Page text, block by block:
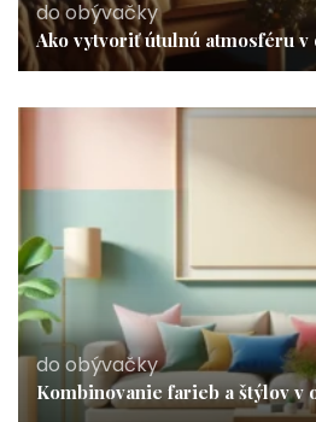
do obývačky
Ako vytvoriť útulnú atmosféru v
do obývačky
Kombinovanie farieb a štýlov v